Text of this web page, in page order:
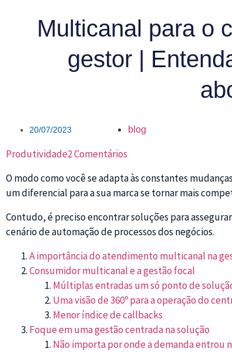
Multicanal para o
gestor |
20/07/2023 blog
Produtividade2 Comentários
O modo como você se adapta às constantes
um diferencial para a sua marca se tornar mais
Contudo, é preciso encontrar soluções para
cenário de automação de processos dos negócios.
A importância do atendimento multicanal na
Consumidor multicanal e a gestão focal
Múltiplas entradas um só ponto de
Uma visão de 360º para a operação do
Menor índice de callbacks
Foque em uma gestão centrada na solução
Não importa por onde a demanda entrou